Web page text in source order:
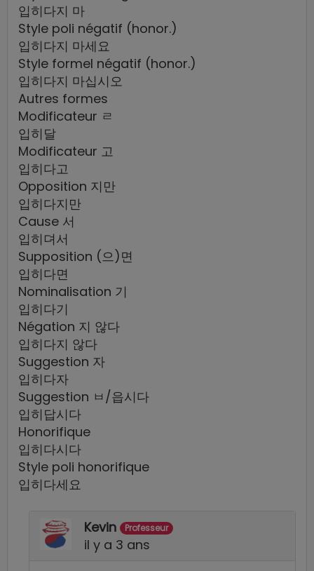
입히다지 마
Style poli négatif (honor.)
입히다지 마세요
Style formel négatif (honor.)
입히다지 마십시오
Autres formes
Modificateur ㄹ
입히달
Modificateur 고
입히다고
Opposition 지만
입히다지만
Cause 서
입히뎌서
Supposition (으)면
입히다면
Nominalisation 기
입히다기
Négation 지 않다
입히다지 않다
Suggestion 자
입히다자
Suggestion ㅂ/읍시다
입히답시다
Honorifique
입히다시다
Style poli honorifique
입히다세요
Kevin Professeur
il y a 3 ans